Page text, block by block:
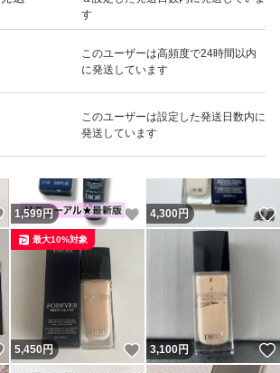
す
このユーザーは高頻度で24時間以内
に発送しています
このユーザーは設定した発送日数内に
発送しています
いいね！
4,990
いいね！
1,599円 いいね！
4,300円
いいね！
5,450円 いいね！
最大10%対象
3,100円